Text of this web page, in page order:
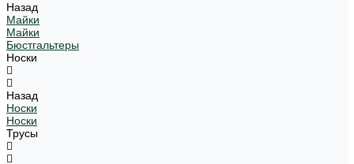
Назад
Майки
Майки
Бюстгальтеры
Носки
Назад
Носки
Носки
Трусы